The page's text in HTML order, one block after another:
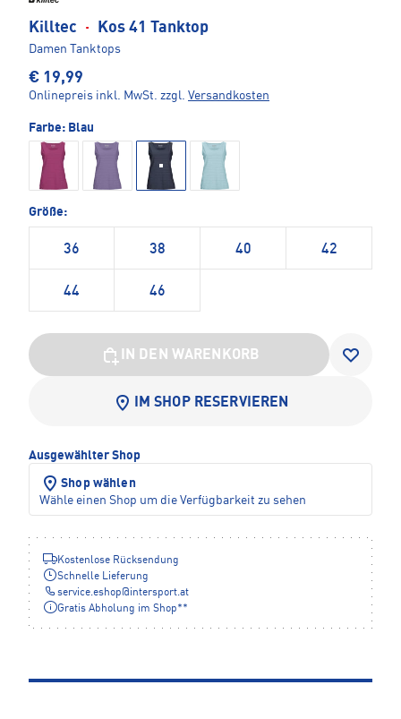
Killtec · Kos 41 Tanktop
Damen Tanktops
€ 19,99
Onlinepreis inkl. MwSt. zzgl. Versandkosten
Farbe: Blau
Größe:
36 38 40 42
44 46
IN DEN WARENKORB
IM SHOP RESERVIEREN
Ausgewählter Shop
Shop wählen
Wähle einen Shop um die Verfügbarkeit zu sehen
Kostenlose Rücksendung
Schnelle Lieferung
service.eshop@intersport.at
Gratis Abholung im Shop**